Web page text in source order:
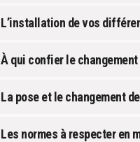
L’installation de vos
À qui confier le
La pose et le changement
Les normes à respecter en